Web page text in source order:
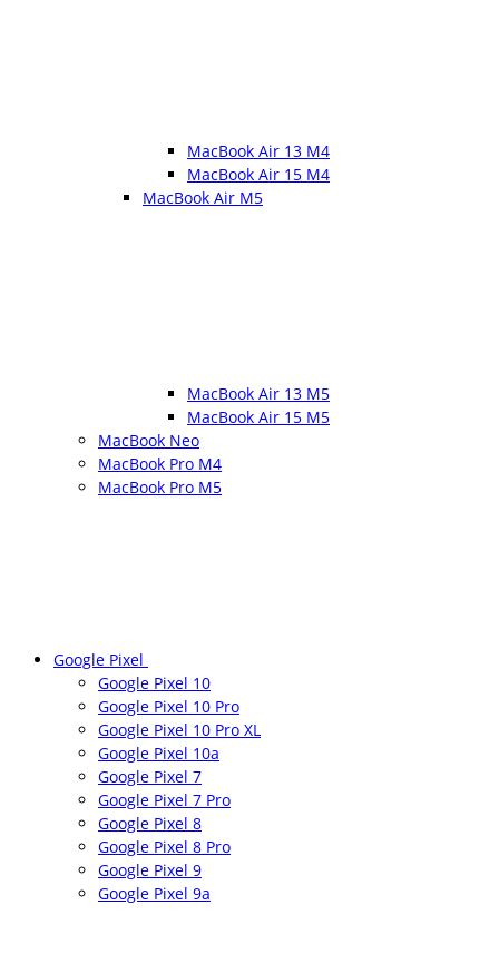
MacBook Air 13 M4
MacBook Air 15 M4
MacBook Air M5
MacBook Air 13 M5
MacBook Air 15 M5
MacBook Neo
MacBook Pro M4
MacBook Pro M5
Google Pixel
Google Pixel 10
Google Pixel 10 Pro
Google Pixel 10 Pro XL
Google Pixel 10a
Google Pixel 7
Google Pixel 7 Pro
Google Pixel 8
Google Pixel 8 Pro
Google Pixel 9
Google Pixel 9a